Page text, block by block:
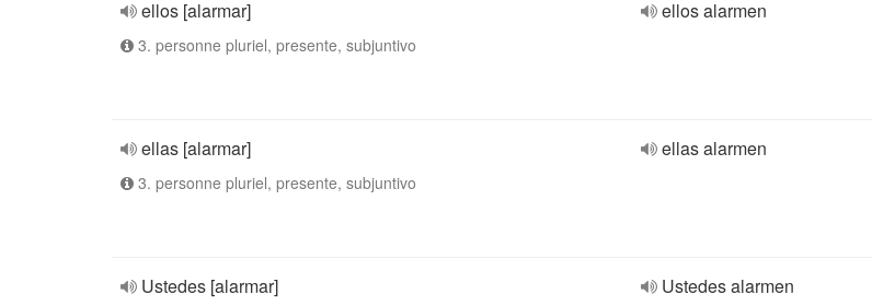
ellos [alarmar]
3. personne pluriel, presente, subjuntivo
ellos alarmen
ellas [alarmar]
3. personne pluriel, presente, subjuntivo
ellas alarmen
Ustedes [alarmar] Ustedes alarmen